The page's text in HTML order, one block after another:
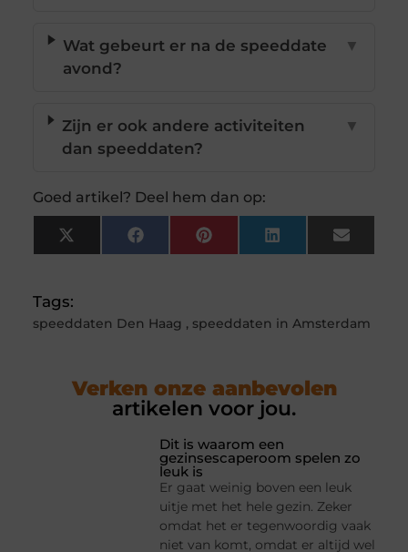
Wat gebeurt er na de speeddate
avond?
▼
Zijn er ook andere activiteiten
dan speeddaten?
▼
Goed artikel? Deel hem dan op:
X
(Twitter)
FacebookPinterestLinkedInEmail
Tags:
speeddaten Den Haag , speeddaten in Amsterdam
Verken onze aanbevolen
artikelen voor jou.
Dit is waarom een
gezinsescaperoom spelen zo
leuk is
Er gaat weinig boven een leuk
uitje met het hele gezin. Zeker
omdat het er tegenwoordig vaak
niet van komt, omdat er altijd wel